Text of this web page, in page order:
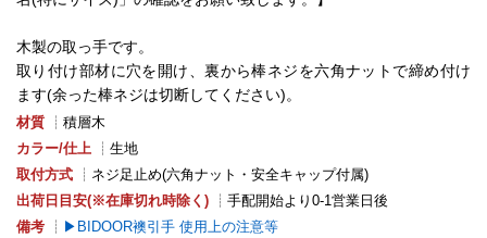
木製の取っ手です。
取り付け部材に穴を開け、裏から棒ネジを六角ナットで締め付け
ます(余った棒ネジは切断してください)。
材質
┊積層木
カラー/仕上
┊生地
取付方式
┊ネジ足止め(六角ナット・安全キャップ付属)
出荷日目安(※在庫切れ時除く)
┊手配開始より0-1営業日後
備考
┊
BIDOOR襖引手 使用上の注意等